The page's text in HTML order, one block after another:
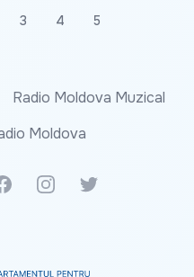
3 4 5
Radio Moldova Muzical
Moldova
InstagramTwitter